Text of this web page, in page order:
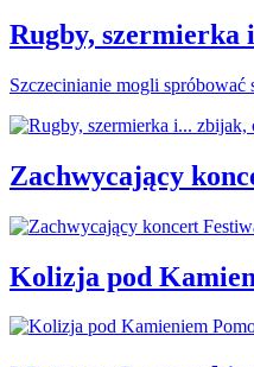
Rugby,
Szczecinianie mogli spróbować
Zachwycający
Kolizja pod